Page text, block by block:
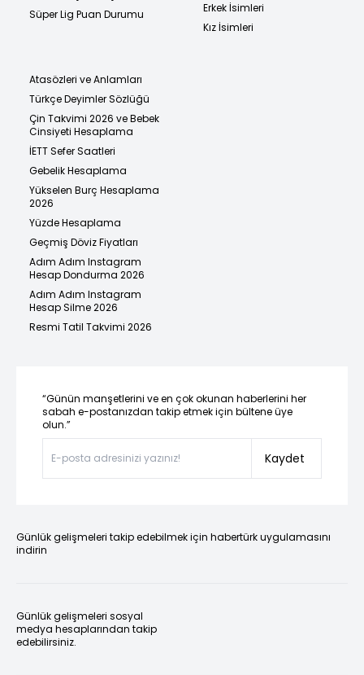
Süper Lig Puan Durumu
Erkek İsimleri
Kız İsimleri
Atasözleri ve Anlamları
Türkçe Deyimler Sözlüğü
Çin Takvimi 2026 ve Bebek
Cinsiyeti Hesaplama
İETT Sefer Saatleri
Gebelik Hesaplama
Yükselen Burç Hesaplama
2026
Yüzde Hesaplama
Geçmiş Döviz Fiyatları
Adım Adım Instagram
Hesap Dondurma 2026
Adım Adım Instagram
Hesap Silme 2026
Resmi Tatil Takvimi 2026
“Günün manşetlerini ve en çok okunan haberlerini her
sabah e-postanızdan takip etmek için bültene üye
olun.”
Kaydet
Günlük gelişmeleri takip edebilmek için habertürk uygulamasını
indirin
Günlük gelişmeleri sosyal
medya hesaplarından takip
edebilirsiniz.